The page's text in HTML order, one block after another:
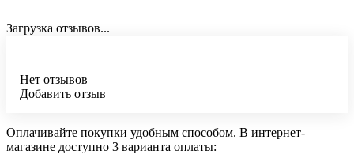
Загрузка отзывов...
Нет отзывов
Добавить отзыв
Оплачивайте покупки удобным способом. В интернет-
магазине доступно 3 варианта оплаты: